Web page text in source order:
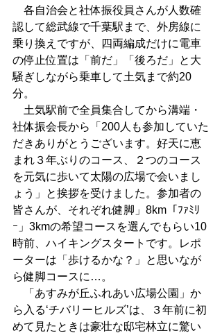
各自治会と社体振役員さんが人数確
認して総武線で千葉駅まで、外房線に
乗り換えですが、四両編成だけに電車
の停止位置は「前だ」「後ろだ」と大
騒ぎしながら乗車して土気まで約20
分。
土気駅前で全員集合してから溝端・
社体振会長から「200人も参加していた
だきありがとうございます。好天に恵
まれ３年ぶりのコース、２つのコース
を元気に歩いて太陽の広場で会いまし
ょう」と挨拶を受けました。参加者の
皆さんが、それぞれ健脚」8km「ﾌｧﾐﾘ
ｰ」3kmの希望コースを選んでもらい10
時前、ハイキングスタートです。レポ
ーターは「歩けるかな？」と思いなが
ら健脚コースに…。
「あすみが丘ふれあい広場公園」か
ら入る‘チバリーヒルズ’は、３年前に初
めて見たときは豪壮な邸宅林立に驚い